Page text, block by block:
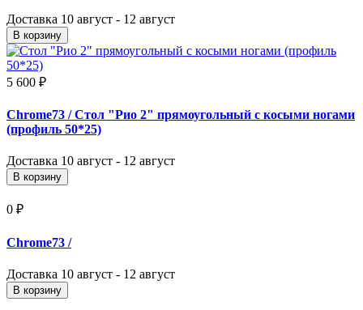
Доставка 10 август - 12 август
В корзину
5 600 ₽
Chrome73 / Стол "Рио 2" прямоугольный с косыми ногами
(профиль 50*25)
Доставка 10 август - 12 август
В корзину
0 ₽
Chrome73 /
Доставка 10 август - 12 август
В корзину